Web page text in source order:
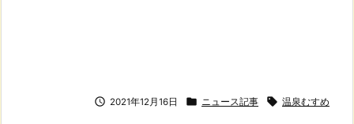
 2021年12月16日  ニュース記事  温泉むすめ